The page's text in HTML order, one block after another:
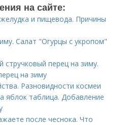
на сайте:
и пищевода. Причины
Салат "Огурцы с укропом"
стручковый перец на зиму.
на зиму
Разновидности космеи
яблок таблица. Добавление
после чеснока. Что